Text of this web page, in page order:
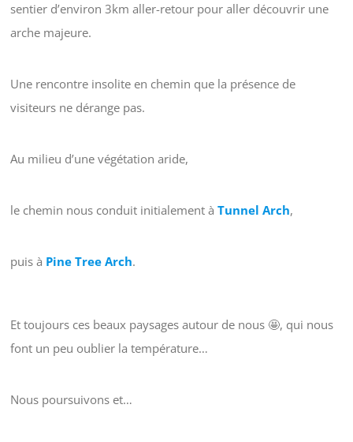
sentier d’environ 3km aller-retour pour aller découvrir une
arche majeure.
Une rencontre insolite en chemin que la présence de
visiteurs ne dérange pas.
Au milieu d’une végétation aride,
le chemin nous conduit initialement à Tunnel Arch,
puis à Pine Tree Arch.
Et toujours ces beaux paysages autour de nous 🤩, qui nous
font un peu oublier la température…
Nous poursuivons et…